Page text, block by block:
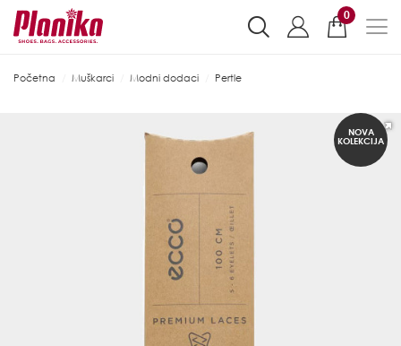
0
Početna Muškarci Modni dodaci Pertle
NOVA
KOLEKCIJA